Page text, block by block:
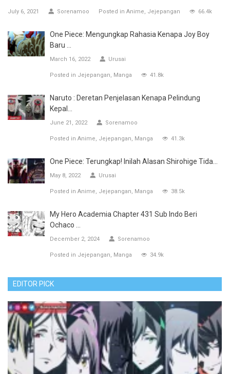
July 6, 2021 Sorenamoo Posted in Anime Jejepangan 66.4k
One Piece: Mengungkap Rahasia Kenapa Joy Boy
Baru ...
March 16, 2022 Urusai
Posted in Jejepangan Manga 41.8k
Naruto : Deretan Penjelasan Kenapa Pelindung
Kepal...
June 21, 2022 Sorenamoo
Posted in Anime Jejepangan Manga 41.3k
One Piece: Terungkap! Inilah Alasan Shirohige Tida...
May 8, 2022 Urusai
Posted in Anime Jejepangan Manga 38.5k
My Hero Academia Chapter 431 Sub Indo Beri
Ochaco ...
December 2, 2024 Sorenamoo
Posted in Jejepangan Manga 34.9k
EDITOR PICK